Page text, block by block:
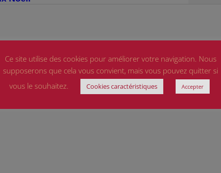
Ce site utilise des cookies pour améliorer votre navigation. Nous
supposerons que cela vous convient, mais vous pouvez quitter si
vous le souhaitez.
Cookies caractéristiques Accepter